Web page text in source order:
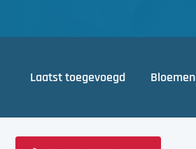
Laatst toegevoegd Bloemen